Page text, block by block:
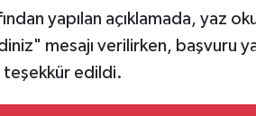
yapılan açıklamada, yaz
mesajı verilirken, başvuru
edildi.